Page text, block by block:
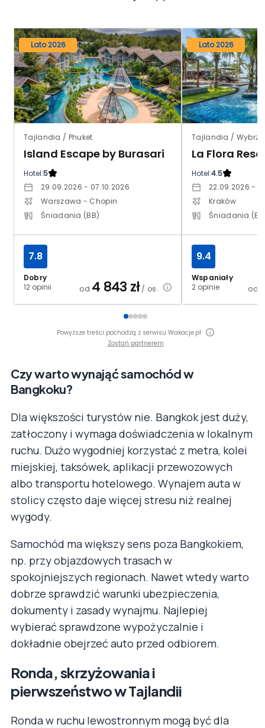
Lato 2026
Tajlandia / Phuket
Island Escape by Burasari
Hotel:5
29.09.2026 - 07.10.2026
Warszawa - Chopin
Śniadania (BB)
Dobry
12 opinii
7.8
od 4 843 zł/ os.
Lato 2026
La Flora
Hotel:4.5
22.09.2026 -
Kraków
Śniadania
Wspaniały
2 opinie
9.4
od
Powyższe treści pochodzą z serwisu Wakacje.pl
Zostań partnerem
Czy warto wynająć samochód w
Bangkoku?
Dla większości turystów nie. Bangkok jest duży,
zatłoczony i wymaga doświadczenia w lokalnym
ruchu. Dużo wygodniej korzystać z metra, kolei
miejskiej, taksówek, aplikacji przewozowych
albo transportu hotelowego. Wynajem auta w
stolicy często daje więcej stresu niż realnej
wygody.
Samochód ma większy sens poza Bangkokiem,
np. przy objazdowych trasach w
spokojniejszych regionach. Nawet wtedy warto
dobrze sprawdzić warunki ubezpieczenia,
dokumenty i zasady wynajmu. Najlepiej
wybierać sprawdzone wypożyczalnie i
dokładnie obejrzeć auto przed odbiorem.
Ronda, skrzyżowania i
pierwszeństwo w Tajlandii
Ronda w ruchu lewostronnym mogą być dla